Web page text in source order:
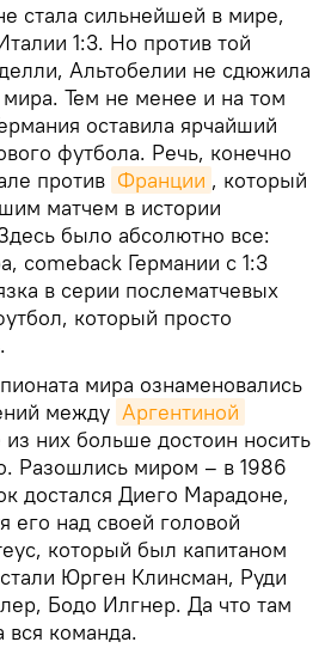
стала сильнейшей в мире,
1:3. Но против той
Альтобелии не сдюжила
Тем не менее и на том
оставила ярчайший
футбола. Речь, конечно
против Франции , который
матчем в истории
было абсолютно все:
comeback Германии с 1:3
в серии послематчевых
который просто
мира ознаменовались
между Аргентиной
них больше достоин носить
Разошлись миром – в 1986
достался Диего Марадоне,
его над своей головой
который был капитаном
Юрген Клинсман, Руди
Бодо Илгнер. Да что там
вся команда.